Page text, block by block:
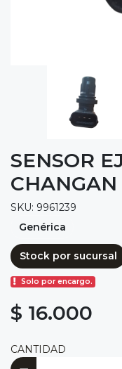
SENSOR
CHANGAN
SKU: 9961239
Genérica
Stock por sucursal
Solo por encargo.
$ 16.000
CANTIDAD